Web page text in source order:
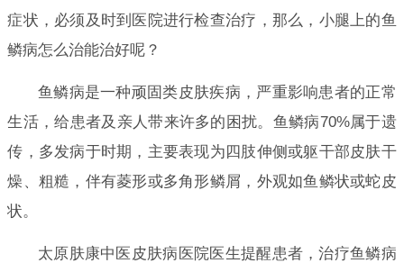
症状，必须及时到医院进行检查治疗，那么，小腿上的鱼
鳞病怎么治能治好呢？
鱼鳞病是一种顽固类皮肤疾病，严重影响患者的正常
生活，给患者及亲人带来许多的困扰。鱼鳞病70%属于遗
传，多发病于时期，主要表现为四肢伸侧或躯干部皮肤干
燥、粗糙，伴有菱形或多角形鳞屑，外观如鱼鳞状或蛇皮
状。
太原肤康中医皮肤病医院医生提醒患者，治疗鱼鳞病